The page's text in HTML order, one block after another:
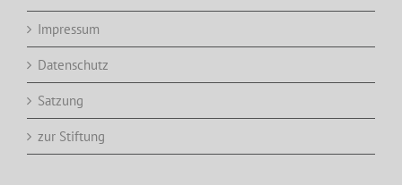
Impressum
Datenschutz
Satzung
zur Stiftung